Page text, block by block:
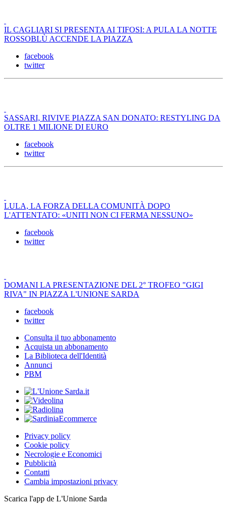
IL CAGLIARI SI PRESENTA AI TIFOSI: A PULA LA NOTTE
ROSSOBLÙ ACCENDE LA PIAZZA
facebook
twitter
SASSARI, RIVIVE PIAZZA SAN DONATO: RESTYLING DA
OLTRE 1 MILIONE DI EURO
facebook
twitter
LULA, LA FORZA DELLA COMUNITÀ DOPO
L'ATTENTATO: «UNITI NON CI FERMA NESSUNO»
facebook
twitter
DOMANI LA PRESENTAZIONE DEL 2° TROFEO "GIGI
RIVA" IN PIAZZA L'UNIONE SARDA
facebook
twitter
Consulta il tuo abbonamento
Acquista un abbonamento
La Biblioteca dell'Identità
Annunci
PBM
Privacy policy
Cookie policy
Necrologie e Economici
Pubblicità
Contatti
Cambia impostazioni privacy
Scarica l'app de L'Unione Sarda